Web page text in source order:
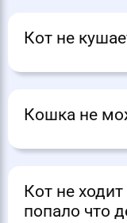
Кот не
Кошка не
Кот не ходит
попало что